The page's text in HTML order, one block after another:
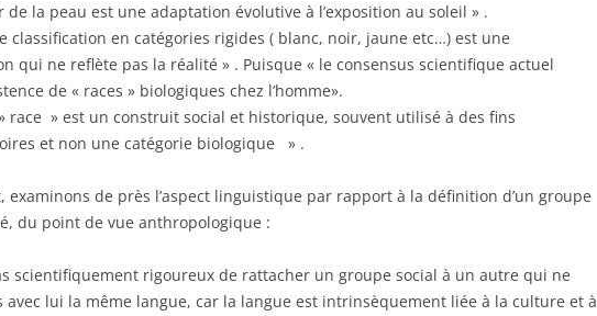
de la peau est une adaptation évolutive à l’exposition au soleil » .
classification en catégories rigides ( blanc, noir, jaune etc…) est une
qui ne reflète pas la réalité » . Puisque « le consensus scientifique actuel
de « races » biologiques chez l’homme».
race » est un construit social et historique, souvent utilisé à des fins
et non une catégorie biologique » .
examinons de près l’aspect linguistique par rapport à la définition d’un groupe
du point de vue anthropologique :
scientifiquement rigoureux de rattacher un groupe social à un autre qui ne
avec lui la même langue, car la langue est intrinsèquement liée à la culture et à